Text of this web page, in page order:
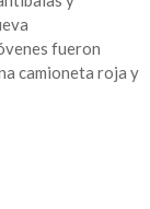
fueron
camioneta roja y